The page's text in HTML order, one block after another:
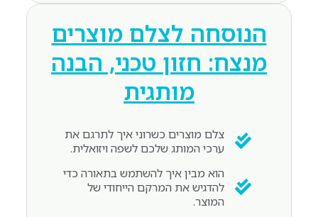
הנוסחה לצלם מוצרים
מנצח: חזון טכני, הבנה
מותגית
צלם מוצרים כשרוני איך לתרגם את
ערכי המותג שלכם לשפה ויזואלית.
הוא מבין איך להשתמש בתאורה כדי
להדגיש את המרקם הייחודי של
המוצר.